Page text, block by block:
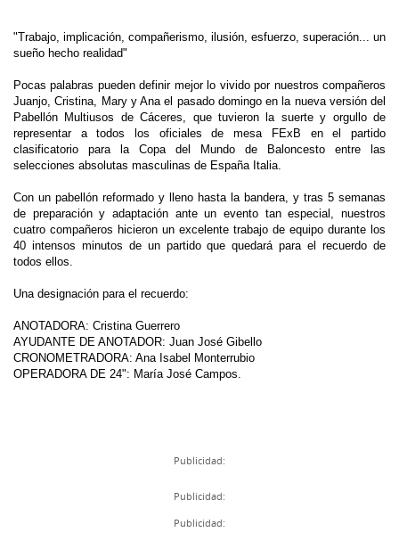
"Trabajo, implicación, compañerismo, ilusión, esfuerzo, superación... un
sueño hecho realidad"
Pocas palabras pueden definir mejor lo vivido por nuestros compañeros
Juanjo, Cristina, Mary y Ana el pasado domingo en la nueva versión del
Pabellón Multiusos de Cáceres, que tuvieron la suerte y orgullo de
representar a todos los oficiales de mesa FExB en el partido
clasificatorio para la Copa del Mundo de Baloncesto entre las
selecciones absolutas masculinas de España Italia.
Con un pabellón reformado y lleno hasta la bandera, y tras 5 semanas
de preparación y adaptación ante un evento tan especial, nuestros
cuatro compañeros hicieron un excelente trabajo de equipo durante los
40 intensos minutos de un partido que quedará para el recuerdo de
todos ellos.
Una designación para el recuerdo:
ANOTADORA: Cristina Guerrero
AYUDANTE DE ANOTADOR: Juan José Gibello
CRONOMETRADORA: Ana Isabel Monterrubio
OPERADORA DE 24": María José Campos.
Publicidad:
Publicidad:
Publicidad: